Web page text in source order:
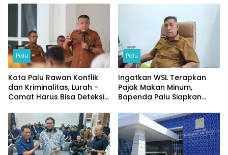
Palu
Kota Palu Rawan Konflik
dan Kriminalitas, Lurah –
Camat Harus Bisa Deteksi
Palu
Ingatkan WSL Terapkan
Pajak Makan Minum,
Bapenda Palu Siapkan